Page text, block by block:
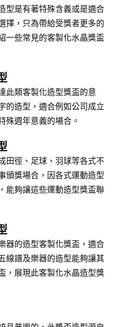
型是有著特殊含義或是適合
擇，只為帶給受獎者更多的
一些常見的客製化水晶獎盃
此類客製化造型獎盃的意
的造型，適合例如公司成立
殊週年意義的場合。
田徑、足球、羽球等各式不
頒獎場合，因各式運動造型
能夠讓這些運動造型獎盃聯
器的造型客製化獎盃，適合
線譜及樂器的造型能夠讓其
，展現此客製化水晶造型獎